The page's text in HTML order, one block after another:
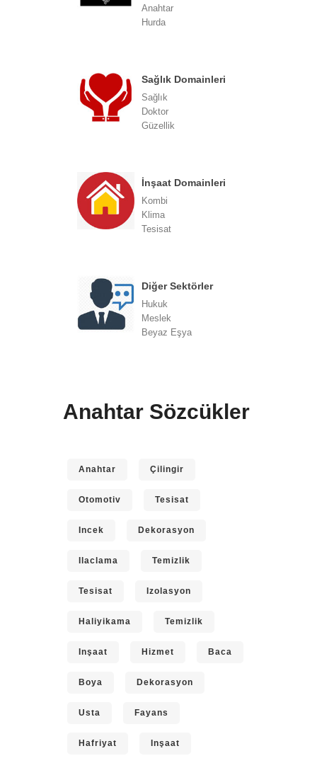
Anahtar
Hurda
Sağlık Domainleri
Sağlık
Doktor
Güzellik
İnşaat Domainleri
Kombi
Klima
Tesisat
Diğer Sektörler
Hukuk
Meslek
Beyaz Eşya
Anahtar Sözcükler
Anahtar Çilingir
Otomotiv Tesisat
Incek Dekorasyon
Ilaclama Temizlik
Tesisat Izolasyon
Haliyikama Temizlik
Inşaat Hizmet Baca
Boya Dekorasyon
Usta Fayans
Hafriyat Inşaat